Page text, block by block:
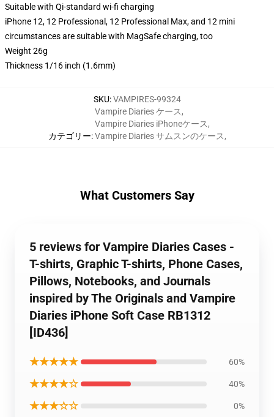
Suitable with Qi-standard wi-fi charging
iPhone 12, 12 Professional, 12 Professional Max, and 12 mini
circumstances are suitable with MagSafe charging, too
Weight 26g
Thickness 1/16 inch (1.6mm)
SKU:VAMPIRES-99324
カテゴリー:
Vampire Diaries ケース,
Vampire Diaries iPhoneケース,
Vampire Diaries サムスンのケース,
What Customers Say
5 reviews for Vampire Diaries Cases -
T-shirts, Graphic T-shirts, Phone Cases,
Pillows, Notebooks, and Journals
inspired by The Originals and Vampire
Diaries iPhone Soft Case RB1312
[ID436]
★★★★★ 60%
★★★★☆ 40%
★★★☆☆ 0%